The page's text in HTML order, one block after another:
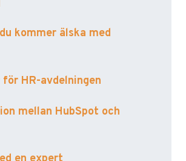
kommer älska med
för HR-avdelningen
mellan HubSpot och